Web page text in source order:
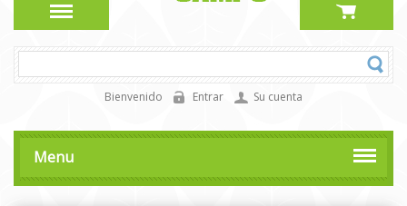
Bienvenido Entrar Su cuenta
Menu